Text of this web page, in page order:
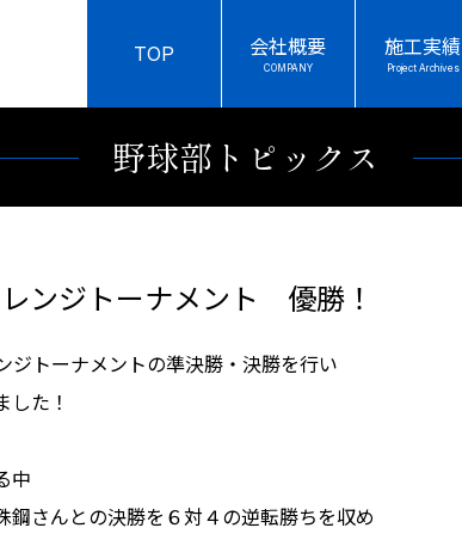
TOP 会社概要 施工実績
野球部トピックス
ンジトーナメント 優勝！
トーナメントの準決勝・決勝を行い
た！
中
さんとの決勝を６対４の逆転勝ちを収め